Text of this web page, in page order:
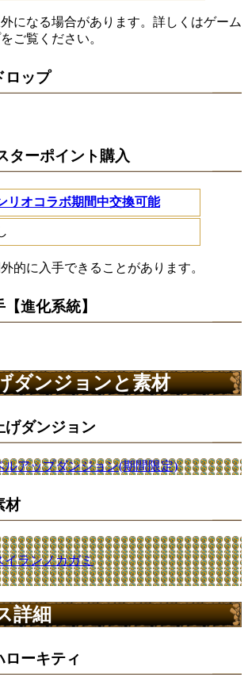
になる場合があります。詳しくはゲーム
ご覧ください。
ロップ
ターポイント購入
リオコラボ期間中交換可能
的に入手できることがあります。
進化系統】
ダンジョンと素材
げダンジョン
ルアップダンジョン(期間限定)
材
イランノカガミ
詳細
ーキティ